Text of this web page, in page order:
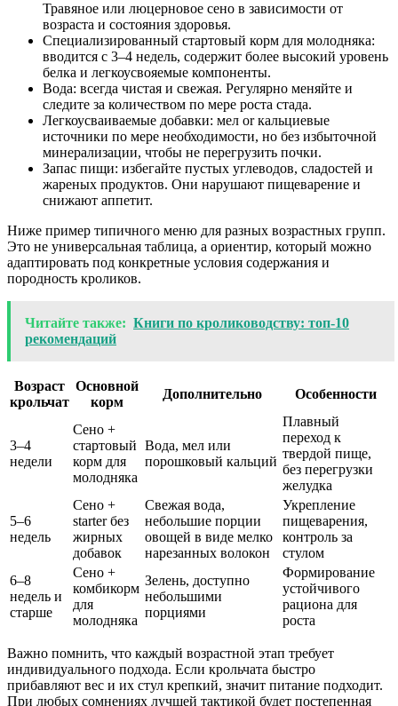
Травяное или люцерновое сено в зависимости от
возраста и состояния здоровья.
Специализированный стартовый корм для молодняка:
вводится с 3–4 недель, содержит более высокий уровень
белка и легкоусвояемые компоненты.
Вода: всегда чистая и свежая. Регулярно меняйте и
следите за количеством по мере роста стада.
Легкоусваиваемые добавки: мел or кальциевые
источники по мере необходимости, но без избыточной
минерализации, чтобы не перегрузить почки.
Запас пищи: избегайте пустых углеводов, сладостей и
жареных продуктов. Они нарушают пищеварение и
снижают аппетит.
Ниже пример типичного меню для разных возрастных групп.
Это не универсальная таблица, а ориентир, который можно
адаптировать под конкретные условия содержания и
породность кроликов.
Читайте также: Книги по кролиководству: топ‑10
рекомендаций
Возраст
крольчат
Основной
корм
Дополнительно Особенности
3–4
недели
Сено +
стартовый
корм для
молодняка
Вода, мел или
порошковый кальций
Плавный
переход к
твердой пище,
без перегрузки
желудка
5–6
недель
Сено +
starter без
жирных
добавок
Свежая вода,
небольшие порции
овощей в виде мелко
нарезанных волокон
Укрепление
пищеварения,
контроль за
стулом
6–8
недель и
старше
Сено +
комбикорм
для
молодняка
Зелень, доступно
небольшими
порциями
Формирование
устойчивого
рациона для
роста
Важно помнить, что каждый возрастной этап требует
индивидуального подхода. Если крольчата быстро
прибавляют вес и их стул крепкий, значит питание подходит.
При любых сомнениях лучшей тактикой будет постепенная